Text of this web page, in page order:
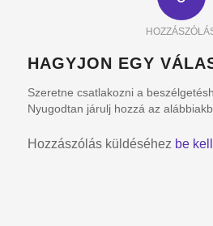
HAGYJON EGY
Szeretne csatlakozni a
Nyugodtan járulj hozzá az
Hozzászólás küldéséhez be